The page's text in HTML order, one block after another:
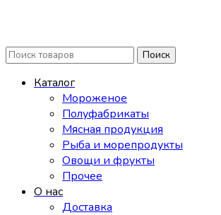
Поиск
Каталог
Мороженое
Полуфабрикаты
Мясная продукция
Рыба и морепродукты
Овощи и фрукты
Прочее
О нас
Доставка